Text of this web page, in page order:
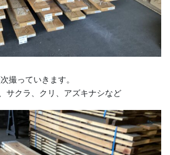
撮っていきます。
サクラ、クリ、アズキナシなど